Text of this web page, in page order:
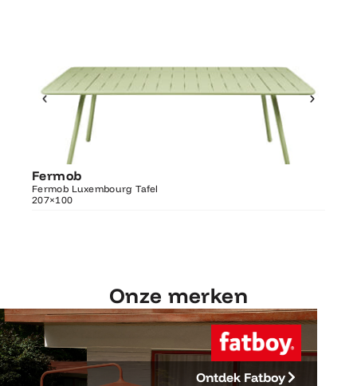
Fermob
Fermob Luxembourg Tafel
207×100Luxembourg Tafel 207×100
Onze merken
Ontdek Fatboy